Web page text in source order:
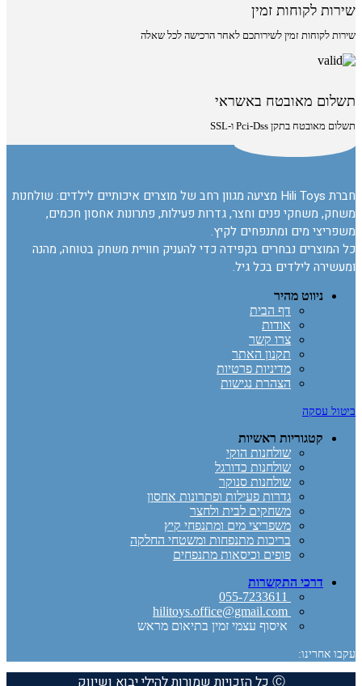
שירות לקוחות זמין
שירות לקוחות זמין לשירותכם לאחר הרכישה לכל שאלה
תשלום מאובטח באשראי
תשלום מאובטח בתקן Pci-Dss ו-SSL
חברת Hili Toys מציעה מגוון רחב של מוצרים איכותיים לילדים: שולחנות
משחק, משחקי פנים וחצר, גדרות פעילות, פתרונות אחסון חכמים,
משפריצי מים ומתנפחים לקיץ.
כל המוצרים נבחרים בקפידה כדי להעניק חוויית משחק בטוחה, מהנה
ומעשירה לילדים בכל גיל.
ניווט מהיר
דף הבית
אודות
צרו קשר
תקנון האתר
מדיניות פרטיות
הצהרת נגישות
ביטול עסקה
קטגוריות ראשיות
שולחנות הוקי
שולחנות כדורגל
שולחנות סנוקר
גדרות פעילות ופתרונות אחסון
משחקים לבית ולחצר
משפריצי מים ומתנפחי קיץ
בריכות מתנפחות ומשטחי החלקה
פופים וכיסאות מתנפחים
דרכי התקשרות
איסוף עצמי זמין בתיאום מראש
עקבו אחרינו:
Ⓒ כל הזכויות שמורות להילי יבוא ושיווק